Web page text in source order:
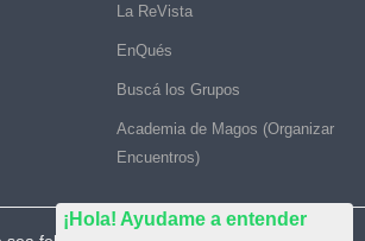
¡Hola! Ayudame a entender
La ReVista
EnQués
Buscá los Grupos
Academia de Magos (Organizar
Encuentros)